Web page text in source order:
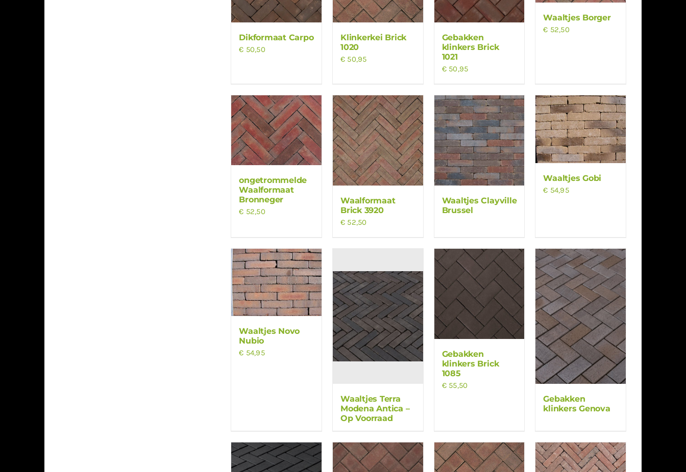
Dikformaat Carpo
€ 50,50
Klinkerkei Brick
1020
€ 50,95
Gebakken
klinkers Brick
1021
€50,95
Waaltjes Borger
€ 52,50
ongetrommelde
Waalformaat
Bronneger
€ 52,50
Waalformaat
Brick 3920
€ 52,50
Waaltjes Clayville
Brussel
Waaltjes Gobi
€ 54,95
Waaltjes Novo
Nubio
€ 54,95
Waaltjes Terra
Modena Antica –
Op Voorraad
Gebakken
klinkers Brick
1085
€55,50
Gebakken
klinkers Genova